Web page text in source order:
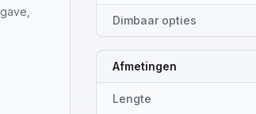
Dimbaar opties
Afmetingen
Lengte